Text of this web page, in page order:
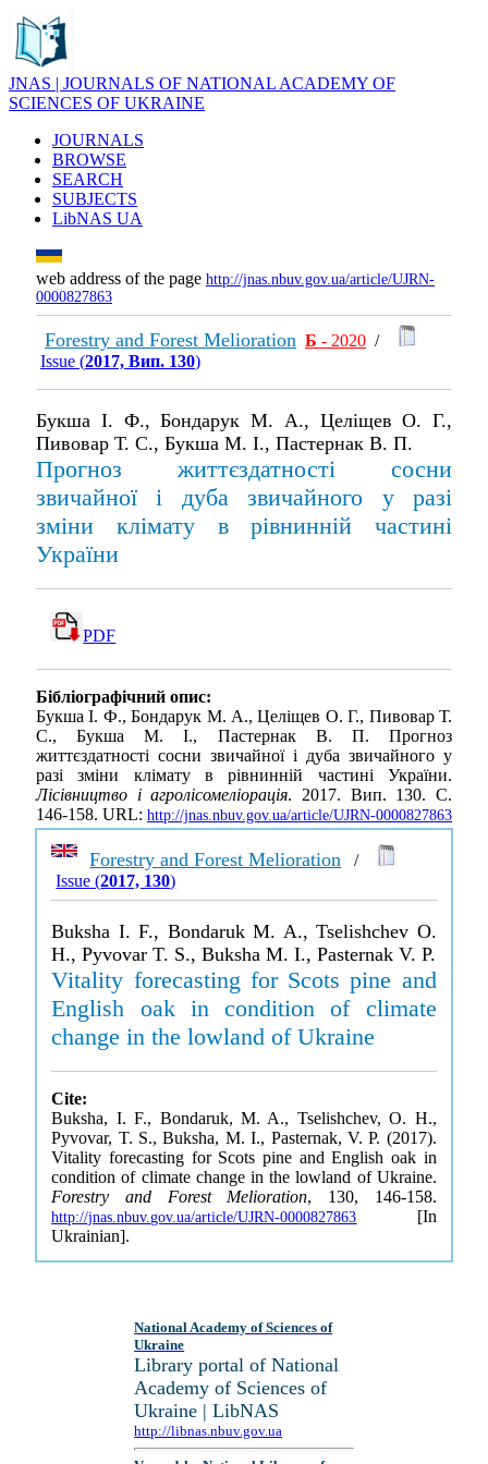
JNAS | JOURNALS OF NATIONAL ACADEMY OF
SCIENCES OF UKRAINE
JOURNALS
BROWSE
SEARCH
SUBJECTS
LibNAS UA
web address of the page http://jnas.nbuv.gov.ua/article/UJRN-
0000827863
Forestry and Forest Melioration Б - 2020 /
Issue (2017, Вип. 130)
Букша І. Ф., Бондарук М. А., Целіщев О. Г.,
Пивовар Т. С., Букша М. І., Пастернак В. П.
Прогноз життєздатності сосни
звичайної і дуба звичайного у разі
зміни клімату в рівнинній частині
України
PDF
Бібліографічний опис:
Букша І. Ф., Бондарук М. А., Целіщев О. Г., Пивовар Т.
С., Букша М. І., Пастернак В. П. Прогноз
життєздатності сосни звичайної і дуба звичайного у
разі зміни клімату в рівнинній частині України.
Лісівництво і агролісомеліорація. 2017. Вип. 130. С.
146-158. URL: http://jnas.nbuv.gov.ua/article/UJRN-0000827863
Forestry and Forest Melioration /
Issue (2017, 130)
Buksha I. F., Bondaruk M. A., Tselishchev O.
H., Pyvovar T. S., Buksha M. I., Pasternak V. P.
Vitality forecasting for Scots pine and
English oak in condition of climate
change in the lowland of Ukraine
Cite:
Buksha, I. F., Bondaruk, M. A., Tselishchev, O. H.,
Pyvovar, T. S., Buksha, M. I., Pasternak, V. P. (2017).
Vitality forecasting for Scots pine and English oak in
condition of climate change in the lowland of Ukraine.
Forestry and Forest Melioration, 130, 146-158.
http://jnas.nbuv.gov.ua/article/UJRN-0000827863 [In
Ukrainian].
National Academy of Sciences of
Ukraine
Library portal of National
Academy of Sciences of
Ukraine | LibNAS
http://libnas.nbuv.gov.ua